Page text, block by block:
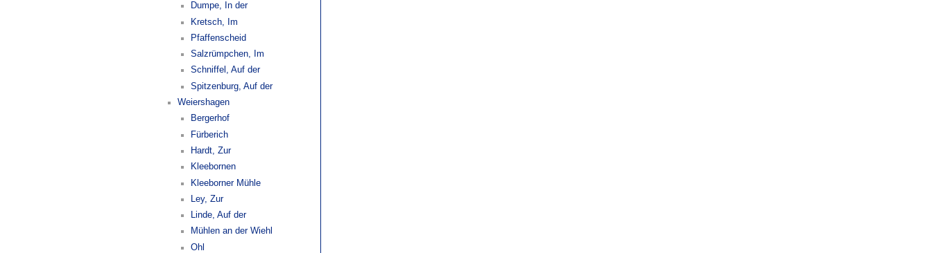
Dumpe, In der
Kretsch, Im
Pfaffenscheid
Salzrümpchen, Im
Schniffel, Auf der
Spitzenburg, Auf der
Weiershagen
Bergerhof
Fürberich
Hardt, Zur
Kleebornen
Kleeborner Mühle
Ley, Zur
Linde, Auf der
Mühlen an der Wiehl
Ohl